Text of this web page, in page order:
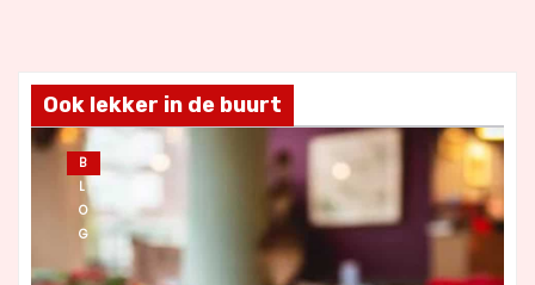
Ook lekker in de buurt
B
L
O
G